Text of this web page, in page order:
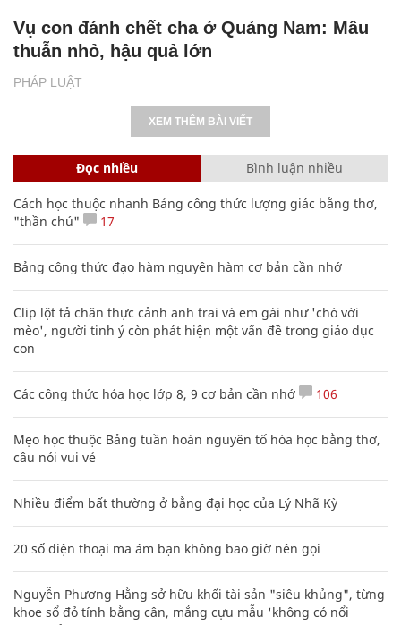
PHÁP LUẬT
Vụ con đánh chết cha ở Quảng Nam: Mâu
thuẫn nhỏ, hậu quả lớn
XEM THÊM BÀI VIẾT
Đọc nhiều Bình luận nhiều
Cách học thuộc nhanh Bảng công thức lượng giác bằng thơ,
"thần chú"
17
Bảng công thức đạo hàm nguyên hàm cơ bản cần nhớ
Clip lột tả chân thực cảnh anh trai và em gái như 'chó với
mèo', người tinh ý còn phát hiện một vấn đề trong giáo dục
con
Các công thức hóa học lớp 8, 9 cơ bản cần nhớ 106
Mẹo học thuộc Bảng tuần hoàn nguyên tố hóa học bằng thơ,
câu nói vui vẻ
Nhiều điểm bất thường ở bằng đại học của Lý Nhã Kỳ
20 số điện thoại ma ám bạn không bao giờ nên gọi
Nguyễn Phương Hằng sở hữu khối tài sản "siêu khủng", từng
khoe sổ đỏ tính bằng cân, mắng cựu mẫu 'không có nổi